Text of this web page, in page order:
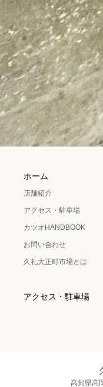
ホーム
店舗紹介
アクセス・駐車場
カツオHANDBOOK
お問い合わせ
久礼大正町市場とは
アクセス・駐車場
高知県高